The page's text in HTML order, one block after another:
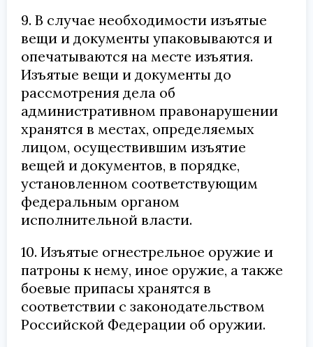
9. В случае необходимости изъятые
вещи и документы упаковываются и
опечатываются на месте изъятия.
Изъятые вещи и документы до
рассмотрения дела об
административном правонарушении
хранятся в местах, определяемых
лицом, осуществившим изъятие
вещей и документов, в порядке,
установленном соответствующим
федеральным органом
исполнительной власти.
10. Изъятые огнестрельное оружие и
патроны к нему, иное оружие, а также
боевые припасы хранятся в
соответствии с законодательством
Российской Федерации об оружии.